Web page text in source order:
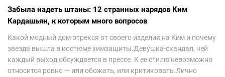
Забыла надеть штаны: 12 странных нарядов Ким
Кардашьян, к которым много вопросов
Какой модный дом отрекся от своего изделия на Ким и почему
звезда вышла в костюме химзащиты.Девушка-скандал, чей
каждый выход обсуждается в прессе. К ее стилю невозможно
относится ровно — или обожать, или критиковать.Лично